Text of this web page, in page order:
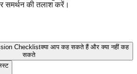
समर्थन की तलाश करें।
Checklistक्या आप कह सकते हैं और क्या नहीं कह
सकते